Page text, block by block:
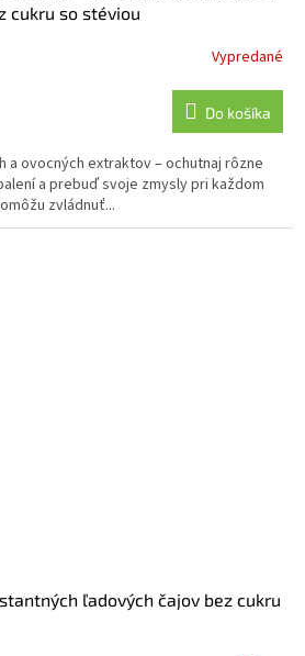
cukru so stéviou
Vypredané
Do košíka
a ovocných extraktov – ochutnaj rôzne
a prebuď svoje zmysly pri každom
zvládnuť...
ľadových čajov bez cukru